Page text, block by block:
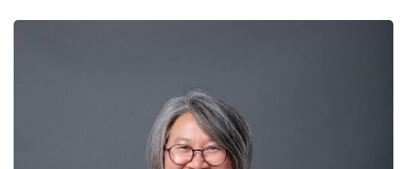
ข้อมูลความเชี่ยวชาญ